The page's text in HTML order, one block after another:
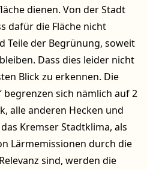
dienen. Von der Stadt
dafür die Fläche nicht
Teile der Begrünung, soweit
Dass dies leider nicht
Blick zu erkennen. Die
begrenzen sich nämlich auf 2
alle anderen Hecken und
Kremser Stadtklima, als
Lärmemissionen durch die
sind, werden die